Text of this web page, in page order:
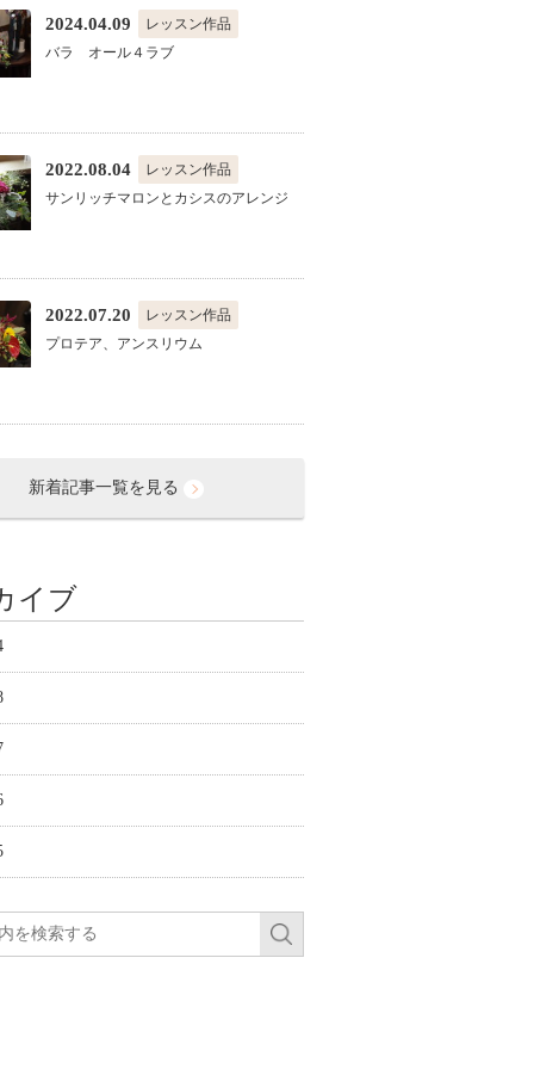
2024.04.09
レッスン作品
バラ オール４ラブ
2022.08.04
レッスン作品
サンリッチマロンとカシスのアレンジ
2022.07.20
レッスン作品
プロテア、アンスリウム
新着記事一覧を見る
イブ